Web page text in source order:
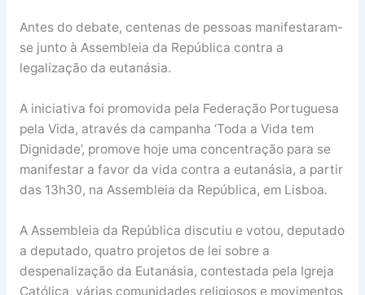
Antes do debate, centenas de pessoas manifestaram-
se junto à Assembleia da República contra a
legalização da eutanásia.
A iniciativa foi promovida pela Federação Portuguesa
pela Vida, através da campanha ‘Toda a Vida tem
Dignidade’, promove hoje uma concentração para se
manifestar a favor da vida contra a eutanásia, a partir
das 13h30, na Assembleia da República, em Lisboa.
A Assembleia da República discutiu e votou, deputado
a deputado, quatro projetos de lei sobre a
despenalização da Eutanásia, contestada pela Igreja
Católica, várias comunidades religiosos e movimentos